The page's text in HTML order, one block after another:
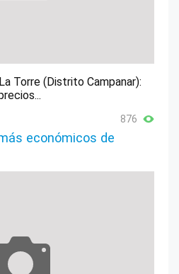
Torre (Distrito Campanar):
876
económicos de